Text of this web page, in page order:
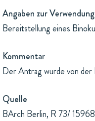
Angaben zur
Bereitstellung eines
Kommentar
Der Antrag wurde von
Quelle
BArch Berlin, R 73/